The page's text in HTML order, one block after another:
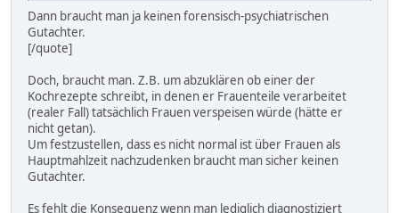
Dann braucht man ja keinen forensisch-psychiatrischen
Gutachter.
[/quote]
Doch, braucht man. Z.B. um abzuklären ob einer der
Kochrezepte schreibt, in denen er Frauenteile verarbeitet
(realer Fall) tatsächlich Frauen verspeisen würde (hätte er
nicht getan).
Um festzustellen, dass es nicht normal ist über Frauen als
Hauptmahlzeit nachzudenken braucht man sicher keinen
Gutachter.
Es fehlt die Konsequenz wenn man lediglich diagnostiziert